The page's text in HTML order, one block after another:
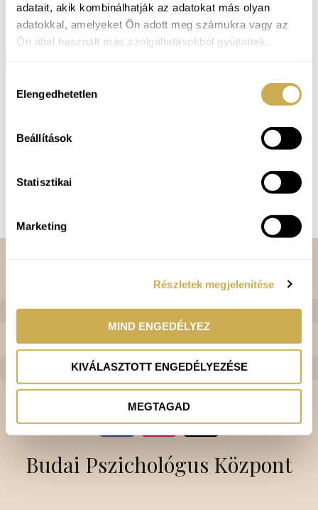
adatait, akik kombinálhatják az adatokat más olyan
adatokkal, amelyeket Ön adott meg számukra vagy az
Ön által használt más szolgáltatásokból gyűjtöttek.
kiválasztása
Elengedhetetlen
Beállítások
Statisztikai
Marketing
Részletek megjelenítése
MIND ENGEDÉLYEZ
KIVÁLASZTOTT ENGEDÉLYEZÉSE
MEGTAGAD
Pánikroham vagy stressz? Tünetek, okok és
hatékony megküzdési módszerek
Pánikroham vagy stressz? Tünetek, okok és hatékony
jelentkező, rendkívül intenzív félelemmel vagy szorongással
járó állapot, amely gyakran torzult gondolkodással és testi
szapora szívverés, izzadás, remegés, fulladásérzés, mellkasi
fájdalom, szédülés és a valóságtól való elszakadás érzése. A
Hasznos információk
a
e
b
I
n
t
a
Budai Pszichológus Központ